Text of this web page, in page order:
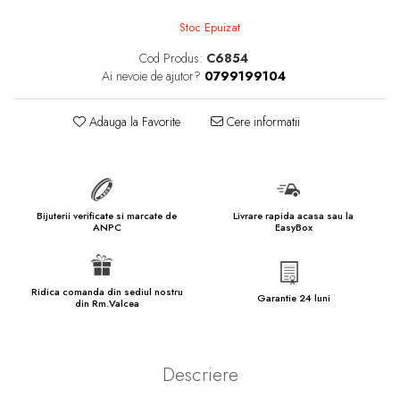
marimea 58
marimea 61
marimea 62
marimea 64
marimea 65
Stoc Epuizat
Cod Produs: C6854
Ai nevoie de ajutor? 0799199104
Adauga la Favorite Cere informatii
Bijuterii verificate si marcate de
ANPC
Livrare rapida acasa sau la
EasyBox
Ridica comanda din sediul nostru
din Rm.Valcea
Garantie 24 luni
Descriere